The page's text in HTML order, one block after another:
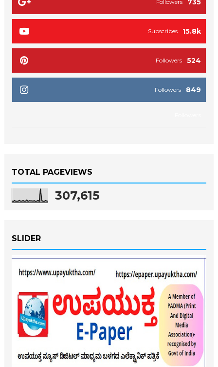
735
Followers
15.8k
Subscribes
524
Followers
849
Followers
TOTAL PAGEVIEWS
307,615
SLIDER